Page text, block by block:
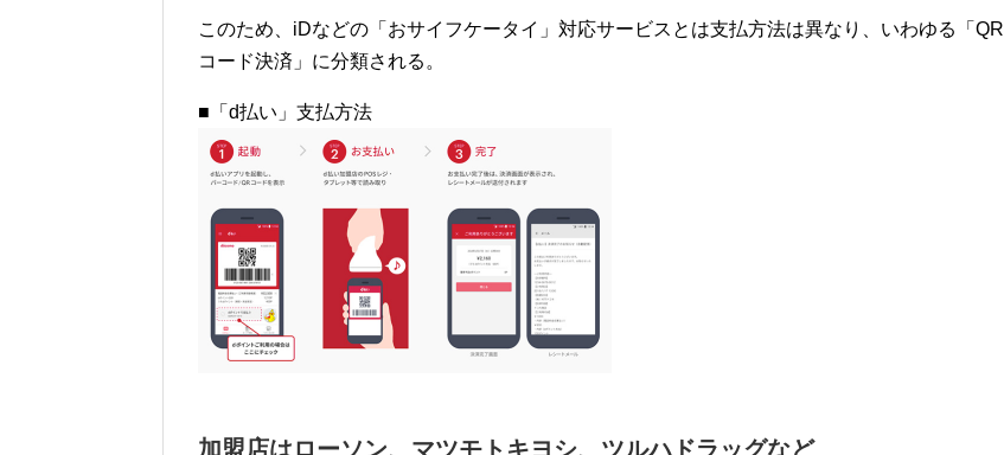
このため、iDなどの「おサイフケータイ」対応サービスとは支払方法は異なり、いわゆる「QR
コード決済」に分類される。
■「d払い」支払方法
加盟店はローソン、マツモトキヨシ、ツルハドラッグなど